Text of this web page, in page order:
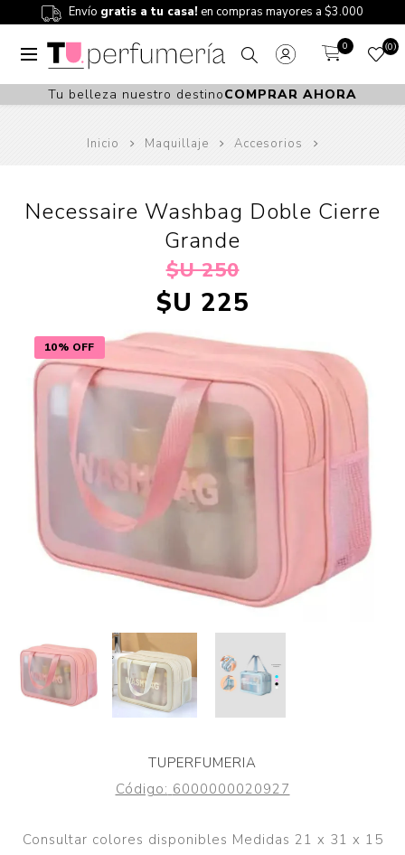
Envío gratis a tu casa! en compras mayores a $3.000
0 0
Tu belleza nuestro destinoCOMPRAR AHORA
Inicio Maquillaje Accesorios
10% OFF
Necessaire Washbag Doble Cierre
Grande
$U 250
$U 225
TUPERFUMERIA
Código: 6000000020927
Consultar colores disponibles Medidas 21 x 31 x 15